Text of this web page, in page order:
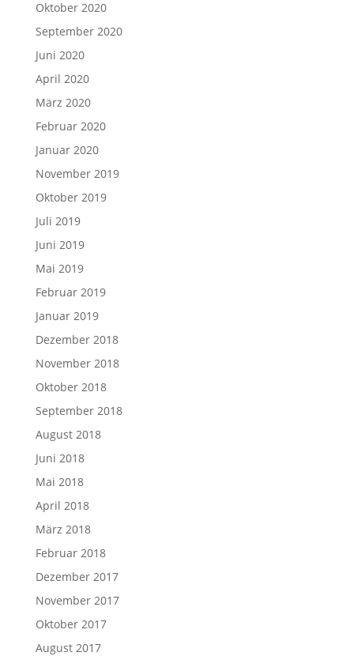
Oktober 2020
September 2020
Juni 2020
April 2020
März 2020
Februar 2020
Januar 2020
November 2019
Oktober 2019
Juli 2019
Juni 2019
Mai 2019
Februar 2019
Januar 2019
Dezember 2018
November 2018
Oktober 2018
September 2018
August 2018
Juni 2018
Mai 2018
April 2018
März 2018
Februar 2018
Dezember 2017
November 2017
Oktober 2017
August 2017